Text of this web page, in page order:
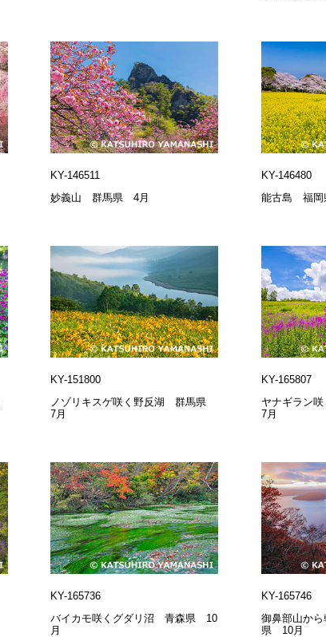
KY-146511
妙義山 群馬県 4月
KY-146480
能古島 福
KY-151800
ノゾリキスゲ咲く野反湖 群馬県
7月
KY-165807
ヤナギラン
7月
KY-165736
バイカモ咲くグダリ沼 青森県 10
月
KY-165746
御鼻部山か
県 10月